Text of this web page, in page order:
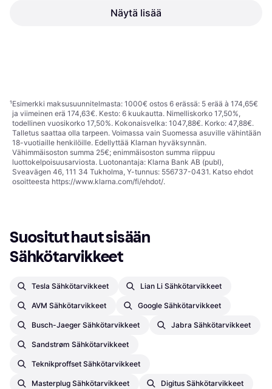
Skross Matka Adapteri USB-Näytä lisää
¹Esimerkki maksusuunnitelmasta: 1000€ ostos 6 erässä: 5 erää à 174,65€
ja viimeinen erä 174,63€. Kesto: 6 kuukautta. Nimelliskorko 17,50%,
todellinen vuosikorko 17,50%. Kokonaisvelka: 1047,88€. Korko: 47,88€.
Talletus saattaa olla tarpeen. Voimassa vain Suomessa asuville vähintään
18-vuotiaille henkilöille. Edellyttää Klarnan hyväksynnän.
Vähimmäisoston summa 25€; enimmäisoston summa riippuu
luottokelpoisuusarviosta. Luotonantaja: Klarna Bank AB (publ),
Sveavägen 46, 111 34 Tukholma, Y-tunnus: 556737-0431. Katso ehdot
osoitteesta https://www.klarna.com/fi/ehdot/.
Suositut haut sisään
Sähkötarvikkeet
Tesla Sähkötarvikkeet Lian Li Sähkötarvikkeet
AVM Sähkötarvikkeet Google Sähkötarvikkeet
Busch-Jaeger Sähkötarvikkeet Jabra Sähkötarvikkeet
Sandstrøm Sähkötarvikkeet
Teknikproffset Sähkötarvikkeet
Masterplug Sähkötarvikkeet Digitus Sähkötarvikkeet